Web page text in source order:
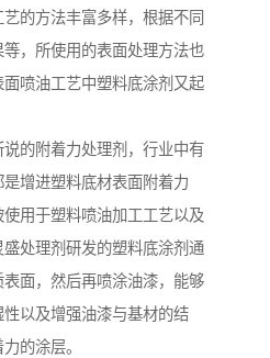
的方法丰富多样，根据不同
，所使用的表面处理方法也
喷油工艺中塑料底涂剂又起
的附着力处理剂，行业中有
增进塑料底材表面附着力
用于塑料喷油加工工艺以及
处理剂研发的塑料底涂剂通
面，然后再喷涂油漆，能够
以及增强油漆与基材的结
的涂层。